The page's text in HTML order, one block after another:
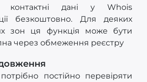
контактні дані у Whois
безкоштовно. Для деяких
зон ця функція може бути
через обмеження реєстру
постійно перевіряти